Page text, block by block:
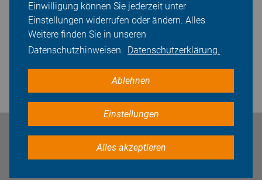
Einwilligung können Sie jederzeit unter
Einstellungen widerrufen oder ändern. Alles
Weitere finden Sie in unseren
Datenschutzhinweisen. Datenschutzerklärung.
Ablehnen
Einstellungen
Alles akzeptieren